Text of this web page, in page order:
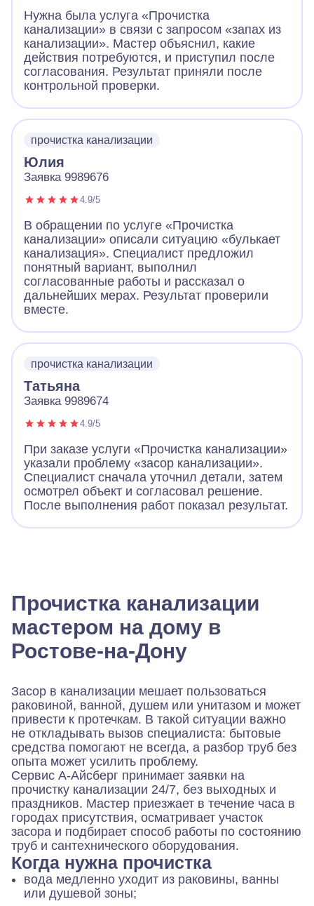
Нужна была услуга «Прочистка
канализации» в связи с запросом «запах из
канализации». Мастер объяснил, какие
действия потребуются, и приступил после
согласования. Результат приняли после
контрольной проверки.
прочистка канализации
Юлия
Заявка 9989676
4.9/5
В обращении по услуге «Прочистка
канализации» описали ситуацию «булькает
канализация». Специалист предложил
понятный вариант, выполнил
согласованные работы и рассказал о
дальнейших мерах. Результат проверили
вместе.
прочистка канализации
Татьяна
Заявка 9989674
4.9/5
При заказе услуги «Прочистка канализации»
указали проблему «засор канализации».
Специалист сначала уточнил детали, затем
осмотрел объект и согласовал решение.
После выполнения работ показал результат.
Прочистка канализации
мастером на дому в
Ростове-на-Дону
Засор в канализации мешает пользоваться
раковиной, ванной, душем или унитазом и может
привести к протечкам. В такой ситуации важно
не откладывать вызов специалиста: бытовые
средства помогают не всегда, а разбор труб без
опыта может усилить проблему.
Сервис А-Айсберг принимает заявки на
прочистку канализации 24/7, без выходных и
праздников. Мастер приезжает в течение часа в
городах присутствия, осматривает участок
засора и подбирает способ работы по состоянию
труб и сантехнического оборудования.
Когда нужна прочистка
вода медленно уходит из раковины, ванны
или душевой зоны;